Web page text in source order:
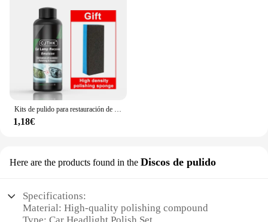
Kits de pulido para restauración de faros de coche, pasta de limpieza para reparación de arañazos de faros delanteros, elimina la oxidación, líquido de pulido
1,18€
Here are the products found in the Discos de pulido
Specifications:
Material: High-quality polishing compound